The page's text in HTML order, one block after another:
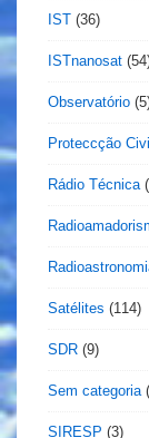
IST (36)
ISTnanosat
Observatório
Proteccção Civil
Rádio Técnica
Satélites (114)
SDR (9)
Sem categoria
SIRESP (3)